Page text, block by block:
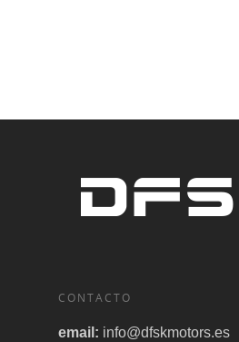
CONTACTO
email: info@dfskmotors.es